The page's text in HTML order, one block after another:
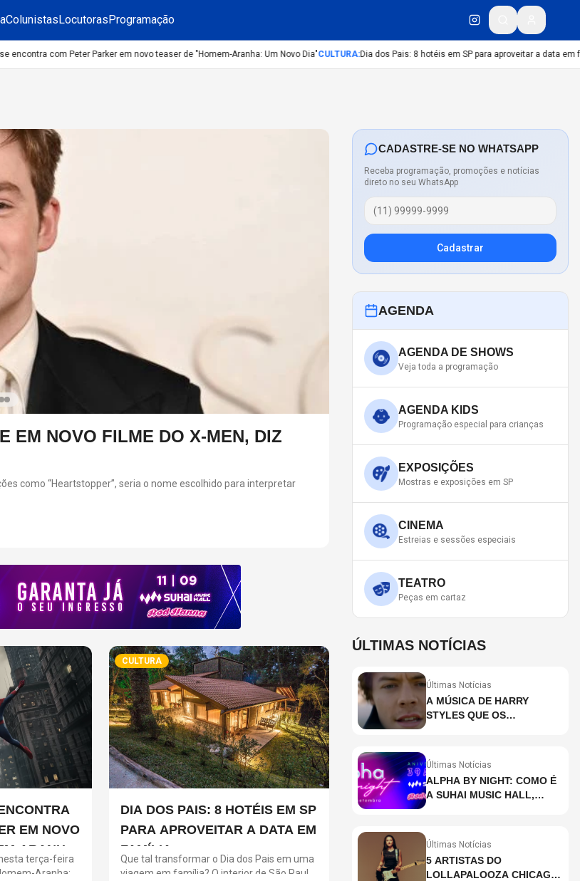
ColunistasLocutorasProgramação
com Peter Parker em novo teaser de "Homem-Aranha: Um Novo Dia" CULTURA:Dia dos Pais: 8 hotéis em SP para aproveitar a data em
EM NOVO FILME DO X-MEN, DIZ
como “Heartstopper”, seria o nome escolhido para interpretar
JOAN JETT CANCELA
Vocalista e guitarrista fraturou uma vértebra e não
EM NOVO
ARANHA:
terça-feira
Aranha:
CULTURA
DIA DOS PAIS: 8 HOTÉIS EM SP
PARA APROVEITAR A DATA EM
FAMÍLIA
Que tal transformar o Dia dos Pais em uma
viagem em família? O interior de São Paulo
CADASTRE-SE NO WHATSAPP
Receba programação, promoções e notícias
direto no seu WhatsApp
Cadastrar
AGENDA
AGENDA DE SHOWS
Veja toda a programação
AGENDA KIDS
Programação especial para crianças
EXPOSIÇÕES
Mostras e exposições em SP
CINEMA
Estreias e sessões especiais
TEATRO
Peças em cartaz
ÚLTIMAS NOTÍCIAS
Últimas Notícias
A MÚSICA DE HARRY
STYLES QUE OS
Últimas Notícias
ALPHA BY NIGHT: COMO É
A SUHAI MUSIC HALL,
PAULO?
Últimas Notícias
5 ARTISTAS DO
LOLLAPALOOZA CHICAGO